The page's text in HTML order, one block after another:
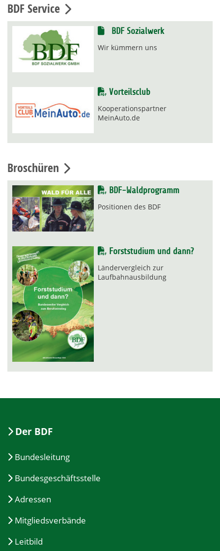
BDF Service
BDF Sozialwerk
Wir kümmern uns
Vorteilsclub
Kooperationspartner
MeinAuto.de
Broschüren
BDF-Waldprogramm
Positionen des BDF
Forststudium und dann?
Ländervergleich zur
Laufbahnausbildung
Der BDF
Bundesleitung
Bundesgeschäftsstelle
Adressen
Mitgliedsverbände
Leitbild